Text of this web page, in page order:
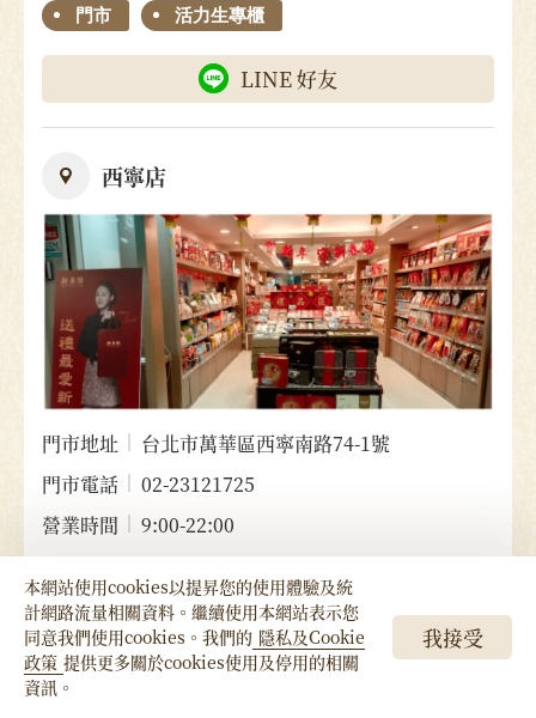
立即加入 新東陽LINE官方帳號
門市 活力生專櫃
LINE 好友
西寧店
門市地址
台北市萬華區西寧南路74-1號
門市電話
02-23121725
營業時間
9:00-22:00
LINE 好友
本網站使用cookies以提昇您的使用體驗及統
計網路流量相關資料。繼續使用本網站表示您
同意我們使用cookies。我們的 隱私及Cookie
政策 提供更多關於cookies使用及停用的相關
資訊。
我接受